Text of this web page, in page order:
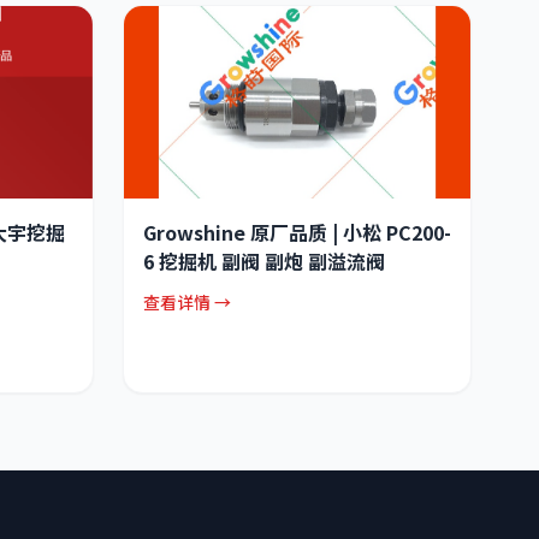
挖掘
Growshine 原厂品质 | 小松 PC200-
6 挖掘机 副阀 副炮 副溢流阀
查看详情 →